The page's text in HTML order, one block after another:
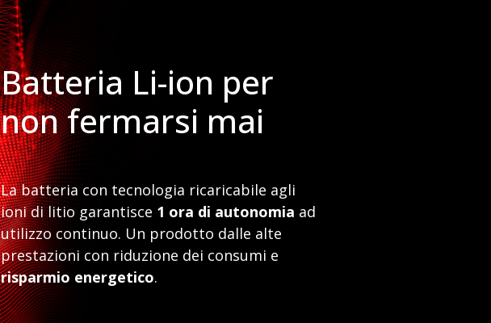
Batteria Li-ion per
non fermarsi mai
La batteria con tecnologia ricaricabile agli
ioni di litio garantisce 1 ora di autonomia ad
utilizzo continuo. Un prodotto dalle alte
prestazioni con riduzione dei consumi e
risparmio energetico.